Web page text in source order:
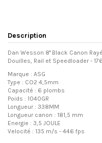
Description
Dan Wesson 8'' Black Canon
Douilles, Rail et Speedloader -
Marque : ASG
Type : CO2 4,5mm
Capacité : 6 plombs
Poids : 1040GR
Longueur : 338MM
Longueur canon : 181,5 mm
Energie : 3,5 JOULE
Velocité : 135 m/s - 446 fps